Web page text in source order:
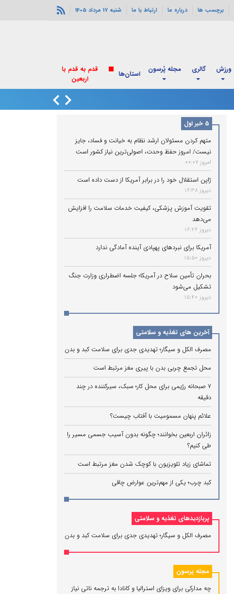
برچسب ها درباره ما ارتباط با ما شنبه 17 مرداد 1405
ورزش گالری مجله پُرسون استان‌ها
قدم به قدم با
اربعین
5 خبر اول
متهم کردن مسئولان ارشد نظام به خیانت و فساد، جایز
نیست/ امروز حفظ وحدت، اصولی‌ترین نیاز کشور است
امروز 00:07
ژاپن استقلال خود را در برابر آمریکا از دست داده است
دیروز 16:38
تقویت آموزش پزشکی، کیفیت خدمات سلامت را افزایش
می‌دهد
دیروز 16:26
آمریکا برای نبردهای پهپادی آینده آمادگی ندارد
دیروز 15:50
بحران تأمین سلاح در آمریکا؛ جلسه اضطراری وزارت جنگ
تشکیل می‌شود
دیروز 15:40
آخرین های تغذیه و سلامتی
مصرف الکل و سیگار؛ تهدیدی جدی برای سلامت کبد و بدن
محل تجمع چربی بدن با پیری مغز مرتبط است
۷ صبحانه رژیمی برای محل کار؛ سبک، سیرکننده در چند
دقیقه
علائم پنهان مسمومیت با آفتاب چیست؟
زائران اربعین بخوانند؛ چگونه بدون آسیب جسمی مسیر را
طی کنیم؟
تماشای زیاد تلویزیون با کوچک شدن مغز مرتبط است
کبد چرب؛ یکی از مهم‌ترین عوارض چاقی
پربازدیدهای تغذیه و سلامتی
مصرف الکل و سیگار؛ تهدیدی جدی برای سلامت کبد و بدن
مجله پرسون
چه مدارکی برای ویزای استرالیا و کانادا به ترجمه ناتی نیاز